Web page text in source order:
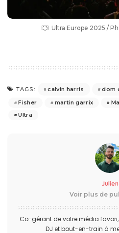
Ultra Europe 2025 /
TAGS: calvin harris dom
Fisher
martin garrix
Ultra
Julien
Voir plus de
Co-gérant de votre média
DJ et bout-en-train à